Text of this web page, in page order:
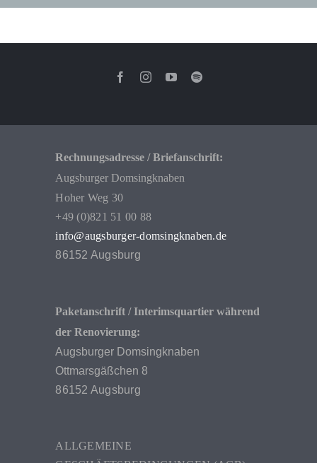
Rechnungsadresse / Briefanschrift:
Augsburger Domsingknaben
Hoher Weg 30
+49 (0)821 51 00 88
info@augsburger-domsingknaben.de
86152 Augsburg
Paketanschrift / Interimsquartier während
der Renovierung:
Augsburger Domsingknaben
Ottmarsgäßchen 8
86152 Augsburg
ALLGEMEINE